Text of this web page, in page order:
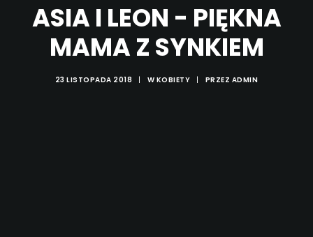
Wyszukiwanie
ASIA I LEON - PIĘKNA
MAMA Z SYNKIEM
23 LISTOPADA 2018 | W KOBIETY | PRZEZ ADMIN